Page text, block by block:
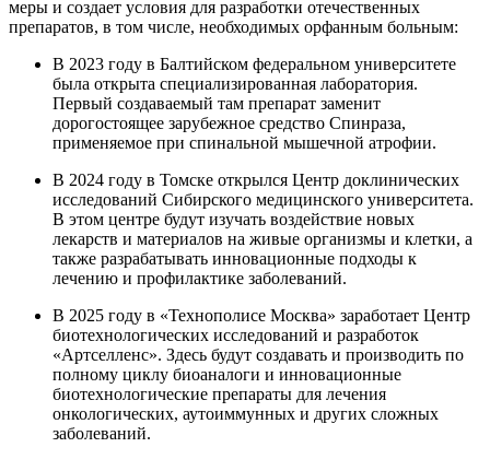
меры и создает условия для разработки отечественных
препаратов, в том числе, необходимых орфанным больным:
В 2023 году в Балтийском федеральном университете
была открыта специализированная лаборатория.
Первый создаваемый там препарат заменит
дорогостоящее зарубежное средство Спинраза,
применяемое при спинальной мышечной атрофии.
В 2024 году в Томске открылся Центр доклинических
исследований Сибирского медицинского университета.
В этом центре будут изучать воздействие новых
лекарств и материалов на живые организмы и клетки, а
также разрабатывать инновационные подходы к
лечению и профилактике заболеваний.
В 2025 году в «Технополисе Москва» заработает Центр
биотехнологических исследований и разработок
«Артселленс». Здесь будут создавать и производить по
полному циклу биоаналоги и инновационные
биотехнологические препараты для лечения
онкологических, аутоиммунных и других сложных
заболеваний.